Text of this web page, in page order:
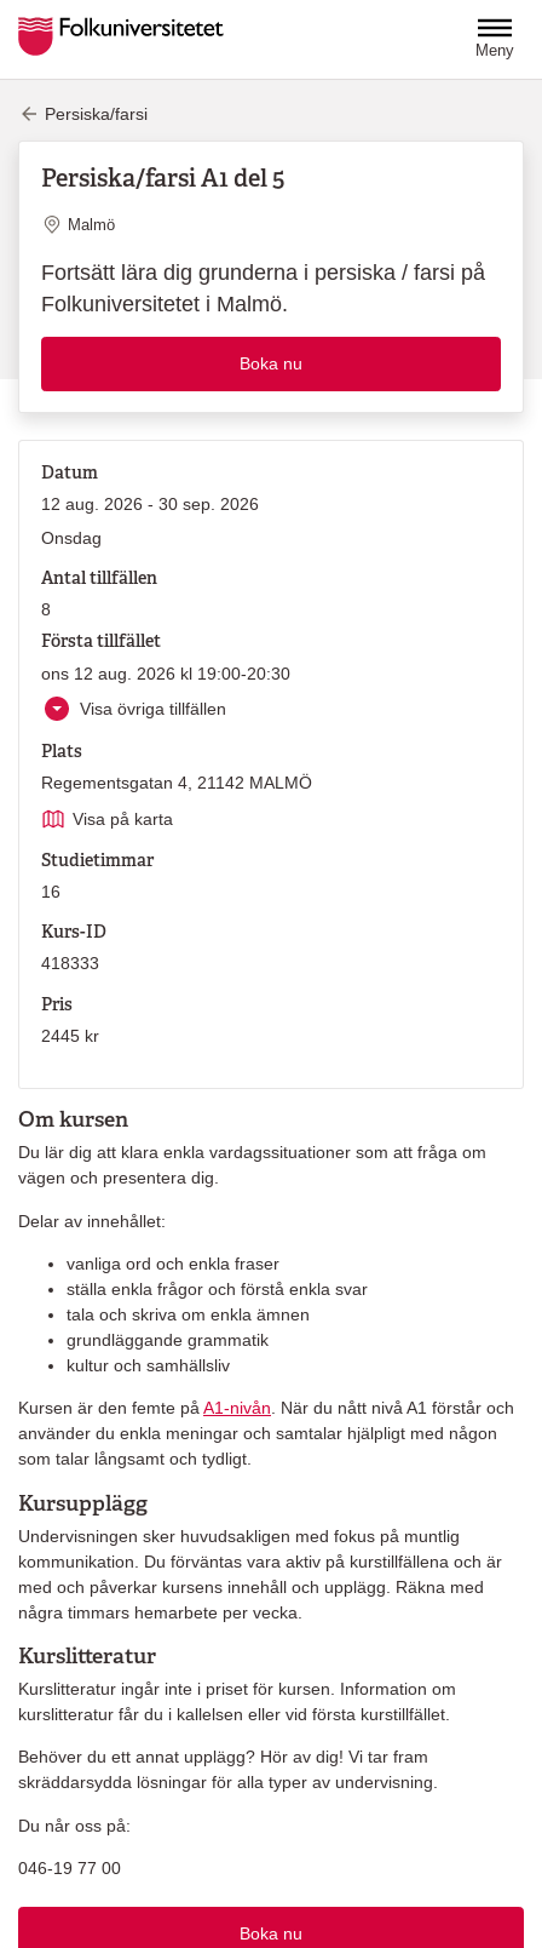
Meny
Persiska/farsi
Persiska/farsi A1 del 5
Plats
Malmö
Fortsätt lära dig grunderna i persiska / farsi på
Folkuniversitetet i Malmö.
Boka nu
Om kursen
Du lär dig att klara enkla vardagssituationer som att fråga om
vägen och presentera dig.
Delar av innehållet:
vanliga ord och enkla fraser
ställa enkla frågor och förstå enkla svar
tala och skriva om enkla ämnen
grundläggande grammatik
kultur och samhällsliv
Kursen är den femte påA1-nivån. När du nått nivå A1 förstår och
använder du enkla meningar och samtalar hjälpligt med någon
som talar långsamt och tydligt.
Kursupplägg
Undervisningen sker huvudsakligen med fokus på muntlig
kommunikation. Du förväntas vara aktiv på kurstillfällena och är
med och påverkar kursens innehåll och upplägg. Räkna med
några timmars hemarbete per vecka.
Kurslitteratur
Kurslitteratur ingår inte i priset för kursen. Information om
kurslitteratur får du i kallelsen eller vid första kurstillfället.
Behöver du ett annat upplägg? Hör av dig! Vi tar fram
skräddarsydda lösningar för alla typer av undervisning.
Du når oss på:
046-19 77 00
Boka nu
Datum
12 aug. 2026 - 30 sep. 2026
Onsdag
Antal tillfällen
8
Första tillfället
ons 12 aug. 2026 kl 19:00-20:30
Visa övriga tillfällen
Plats
Regementsgatan 4, 21142 MALMÖ
Visa på karta
Studietimmar
16
Kurs-ID
418333
Pris
2445 kr